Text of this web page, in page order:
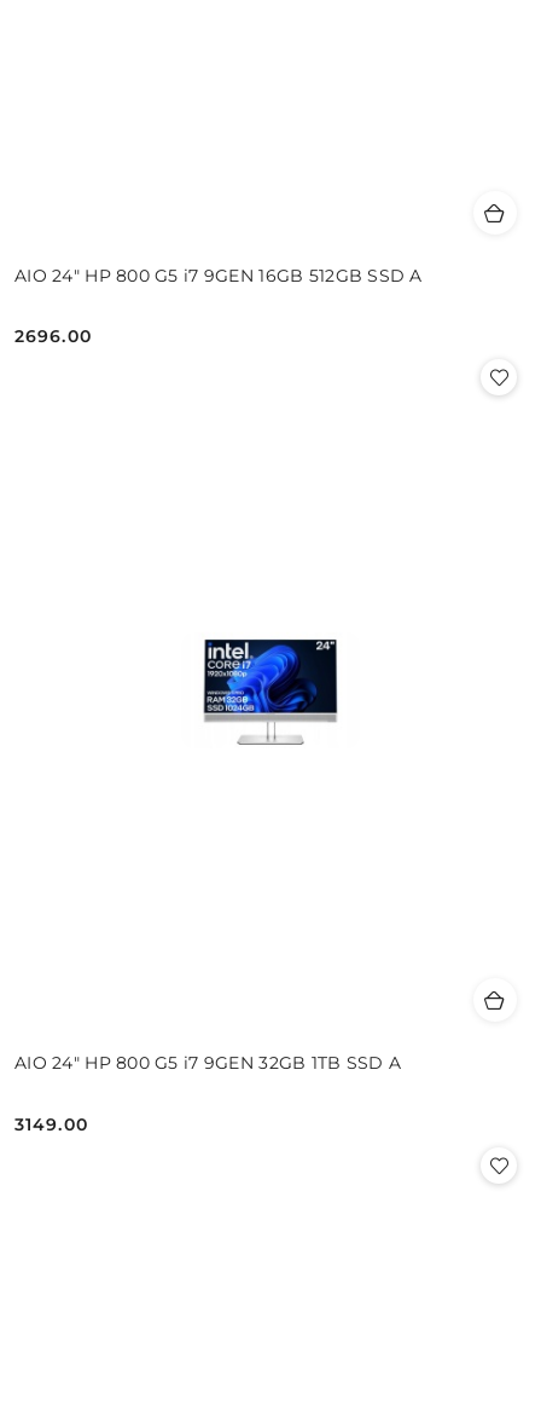
AIO 24" HP 800 G5 i7 9GEN 16GB 512GB SSD A
Cena:
2696.00
AIO 24" HP 800 G5 i7 9GEN 32GB 1TB SSD A
Cena:
3149.00